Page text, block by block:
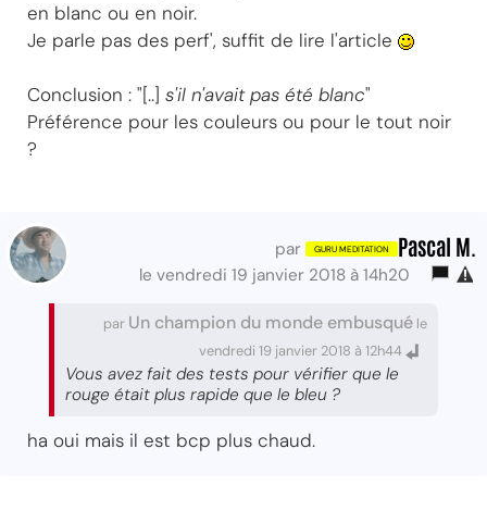
en blanc ou en noir.
Je parle pas des perf', suffit de lire l'article
Conclusion : "[..] s'il n'avait pas été blanc"
Préférence pour les couleurs ou pour le tout noir
?
par Pascal M.
le vendredi 19 janvier 2018 à 14h20
par Un champion du monde embusqué le
vendredi 19 janvier 2018 à 12h44
Vous avez fait des tests pour vérifier que le
rouge était plus rapide que le bleu ?
ha oui mais il est bcp plus chaud.